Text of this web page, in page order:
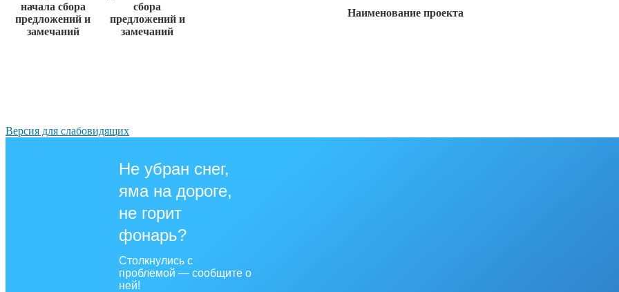
начала сбора
предложений и
замечаний
сбора
предложений и
замечаний
Наименование проекта
Версия для слабовидящих
Не убран снег,
яма на дороге,
не горит
фонарь?
Столкнулись с
проблемой — сообщите о
ней!